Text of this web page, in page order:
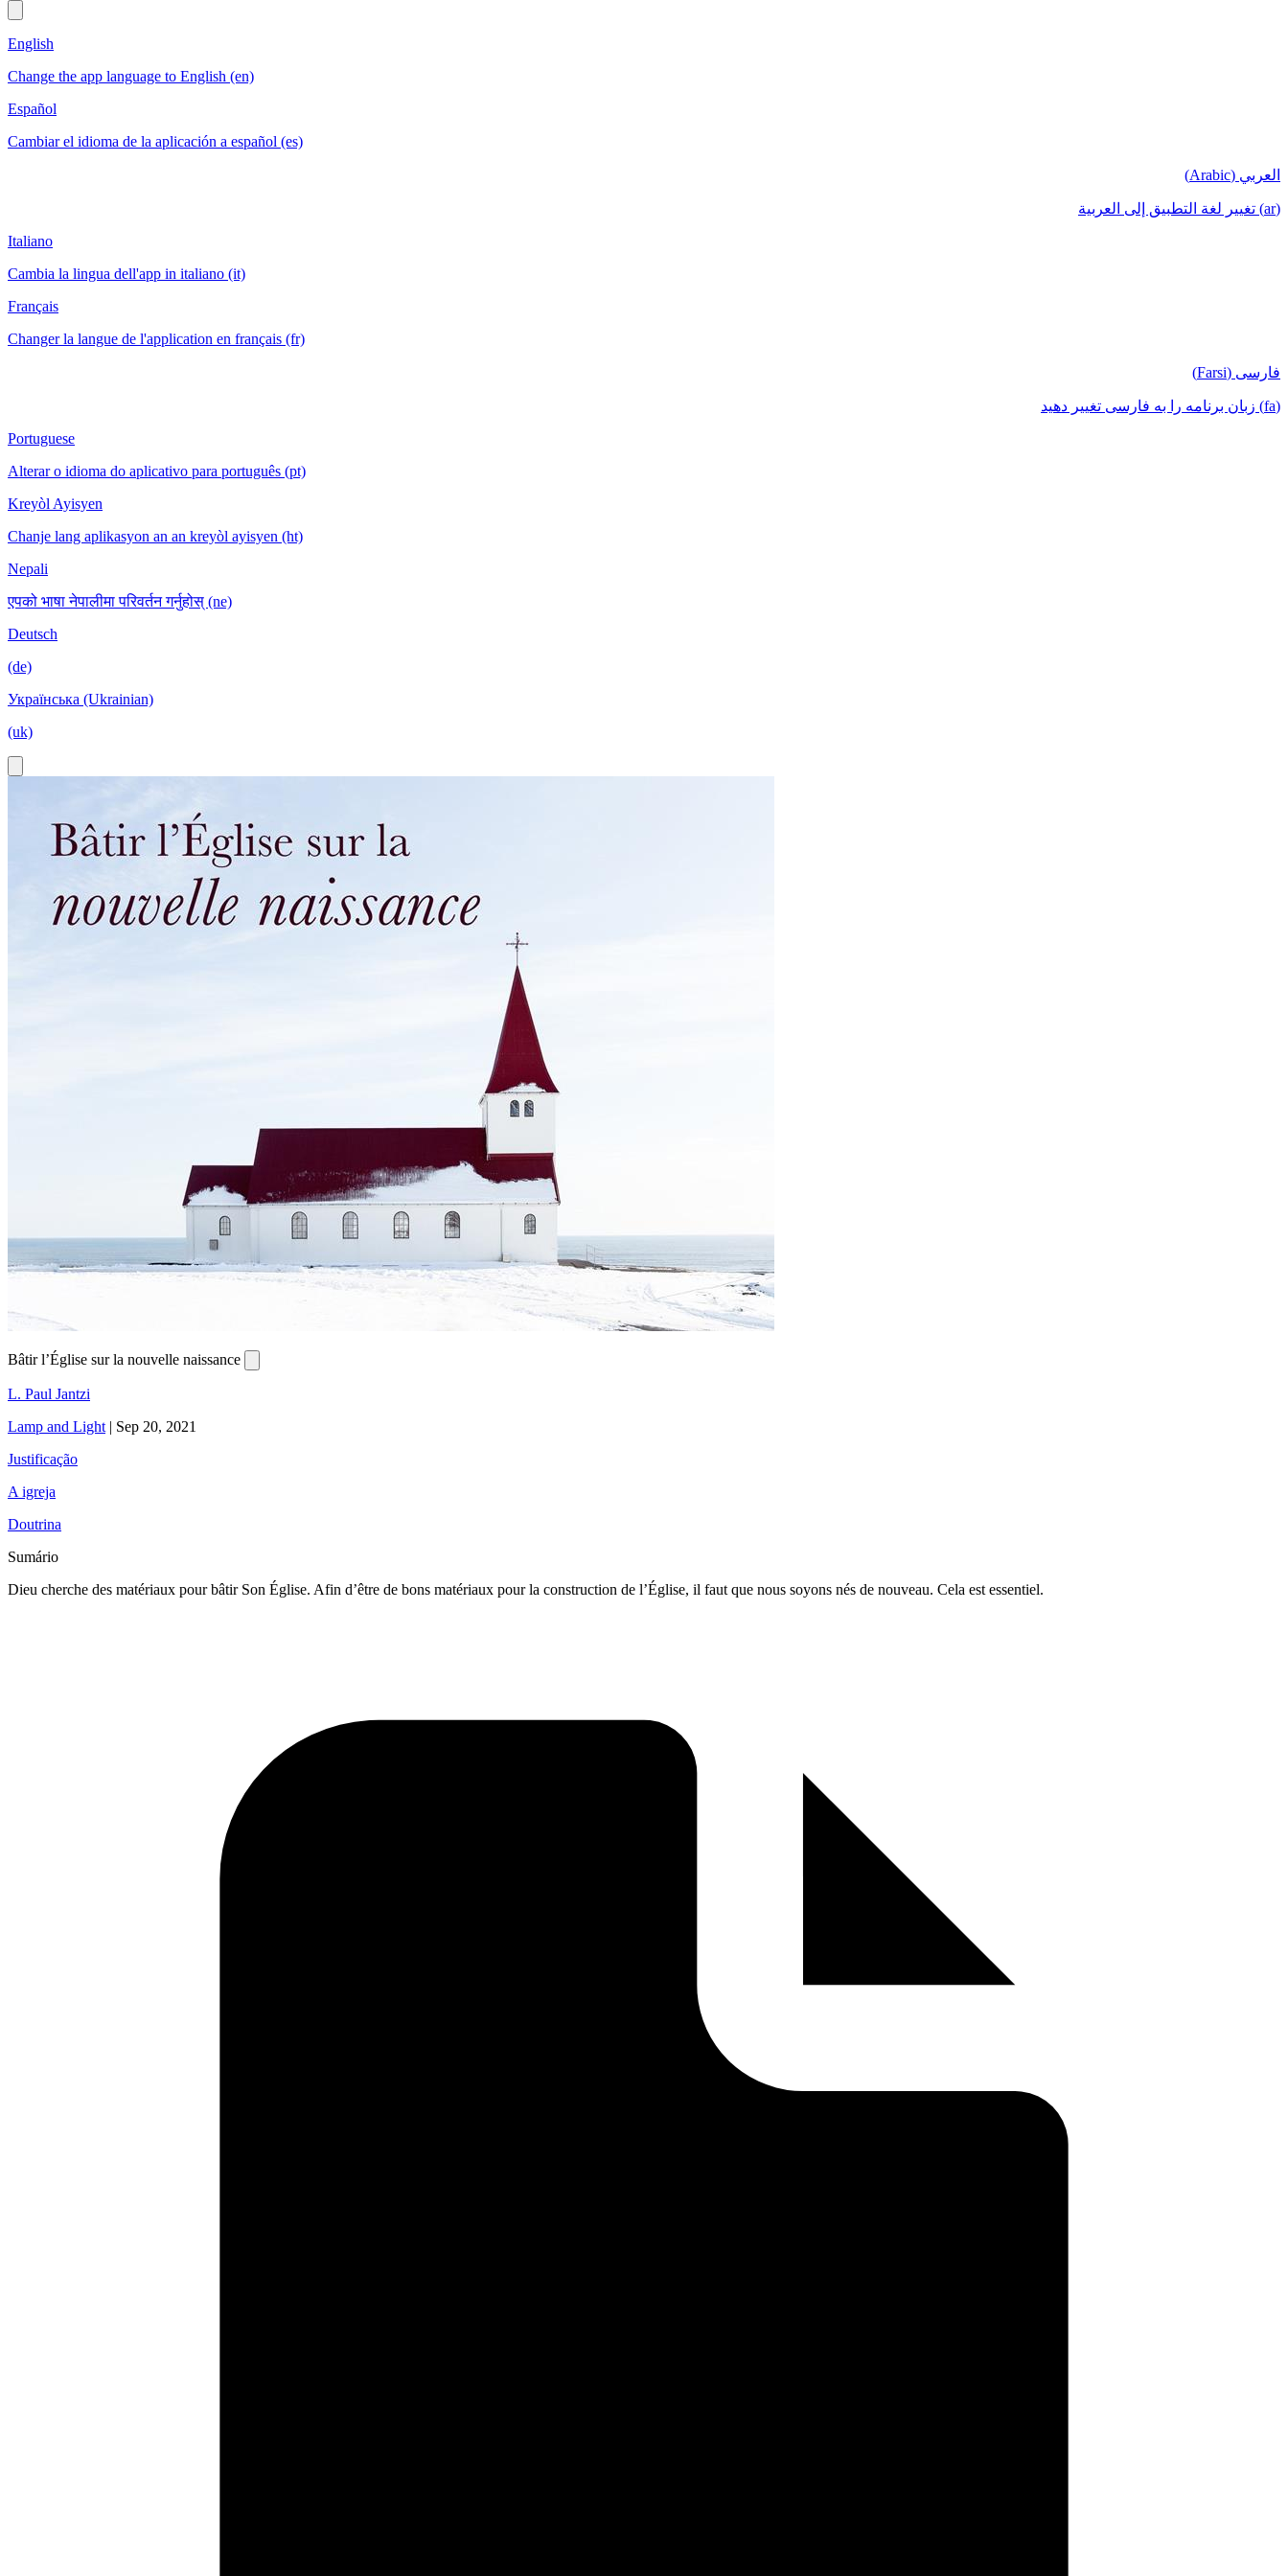
English
Change the app language to English (en)
Español
Cambiar el idioma de la aplicación a español (es)
العربي (Arabic)
(ar) تغيير لغة التطبيق إلى العربية
Italiano
Cambia la lingua dell'app in italiano (it)
Français
Changer la langue de l'application en français (fr)
فارسی (Farsi)
(fa) زبان برنامه را به فارسی تغییر دهید
Portuguese
Alterar o idioma do aplicativo para português (pt)
Kreyòl Ayisyen
Chanje lang aplikasyon an an kreyòl ayisyen (ht)
Nepali
एपको भाषा नेपालीमा परिवर्तन गर्नुहोस् (ne)
Deutsch
(de)
Українська (Ukrainian)
(uk)
Bâtir l’Église sur la nouvelle naissance
L. Paul Jantzi
Lamp and Light | Sep 20, 2021
Justificação
A igreja
Doutrina
Sumário
Dieu cherche des matériaux pour bâtir Son Église. Afin d’être de bons matériaux pour la construction de l’Église, il faut que nous soyons nés de nouveau. Cela est essentiel.